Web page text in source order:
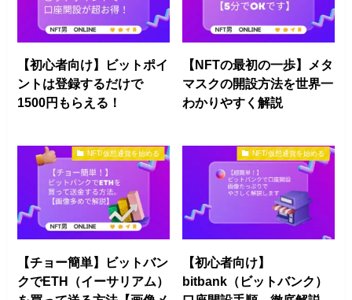
【初心者向け】ビットポイ
ントは登録するだけで
1500円もらえる！
【NFTの最初の一歩】メタ
マスクの開設方法を世界一
わかりやすく解説
NFT/仮想通貨を始める
【チョー簡単】ビットバン
クでETH（イーサリアム）
NFT/仮想通貨を始める
【初心者向け】
bitbank（ビットバンク）